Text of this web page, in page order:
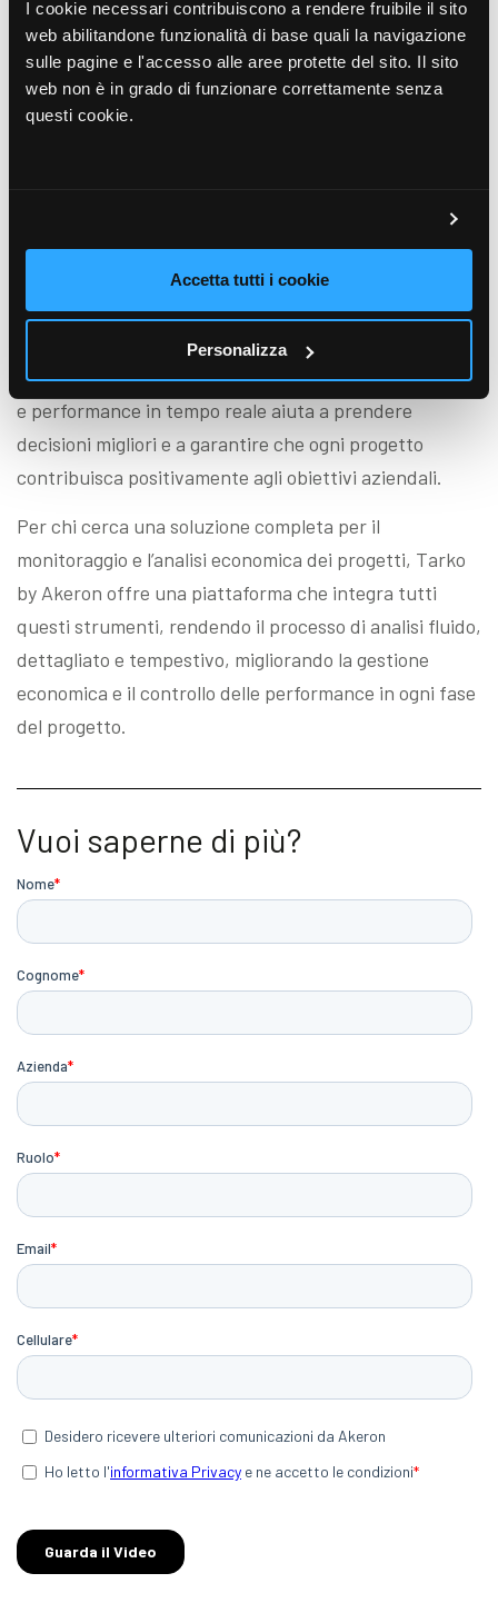
I cookie necessari contribuiscono a rendere fruibile il sito
web abilitandone funzionalità di base quali la navigazione
sulle pagine e l'accesso alle aree protette del sito. Il sito
web non è in grado di funzionare correttamente senza
questi cookie.
Accetta tutti i cookie
Personalizza
dei progetti. Inoltre, un’analisi accurata dei dati
consente di ottimizzare le risorse e ridurre il rischio di
spese non pianificate, migliorando la redditività
complessiva.
Nel panorama odierno, dove la competitività e
l’efficienza sono più che mai cruciali, monitorare e
ottimizzare la performance economica di ogni
progetto è essenziale. Avere a disposizione strumenti
che permettono di aggregare e analizzare costi, ricavi
e performance in tempo reale aiuta a prendere
decisioni migliori e a garantire che ogni progetto
contribuisca positivamente agli obiettivi aziendali.
Per chi cerca una soluzione completa per il
monitoraggio e l’analisi economica dei progetti, Tarko
by Akeron offre una piattaforma che integra tutti
questi strumenti, rendendo il processo di analisi fluido,
dettagliato e tempestivo, migliorando la gestione
economica e il controllo delle performance in ogni fase
del progetto.
Vuoi saperne di più?